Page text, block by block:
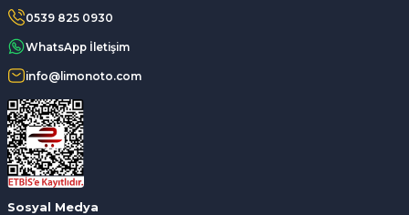
0539 825 0930
WhatsApp İletişim
info@limonoto.com
Sosyal Medya